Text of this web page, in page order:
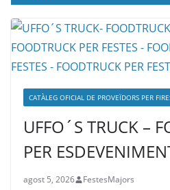
CATÀLEG OFICIAL DE PROVEÏDORS PER
UFFO´S TRUCK –
PER
agost 5, 2026 FestesMajors